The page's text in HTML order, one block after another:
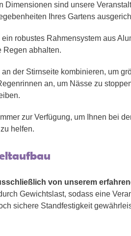
Dimensionen sind unsere
Ihres Gartens
robustes Rahmensystem aus
Regen abhalten.
der Stirnseite kombinieren, um
an, um Nässe zu
zur Verfügung, um Ihnen bei
helfen.
von unserem
Gewichtslast, sodass eine
sichere Standfestigkeit